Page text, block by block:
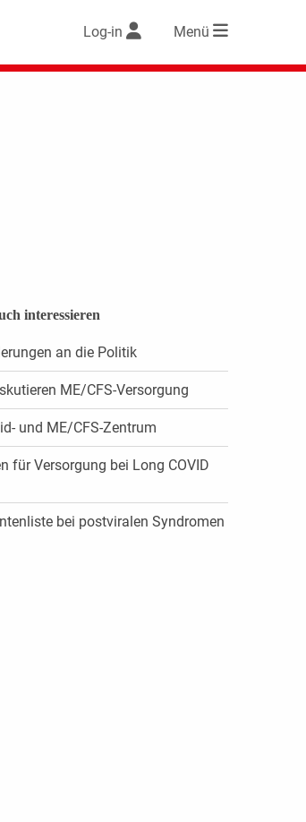
Log-in Menü
interessieren
an die Politik
ME/CFS-Versorgung
und ME/CFS-Zentrum
für Versorgung bei Long COVID
bei postviralen Syndromen